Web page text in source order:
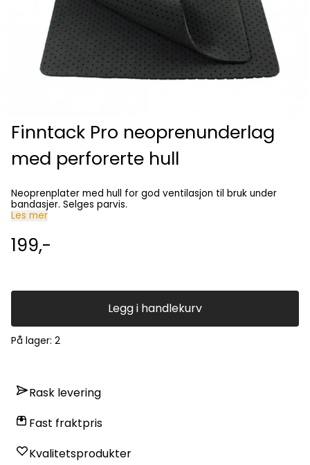
Finntack Pro neoprenunderlag
med perforerte hull
Neoprenplater med hull for god ventilasjon til bruk under
bandasjer. Selges parvis.
Les mer
199,-
Legg i handlekurv
På lager: 2
Rask levering
Fast fraktpris
Kvalitetsprodukter